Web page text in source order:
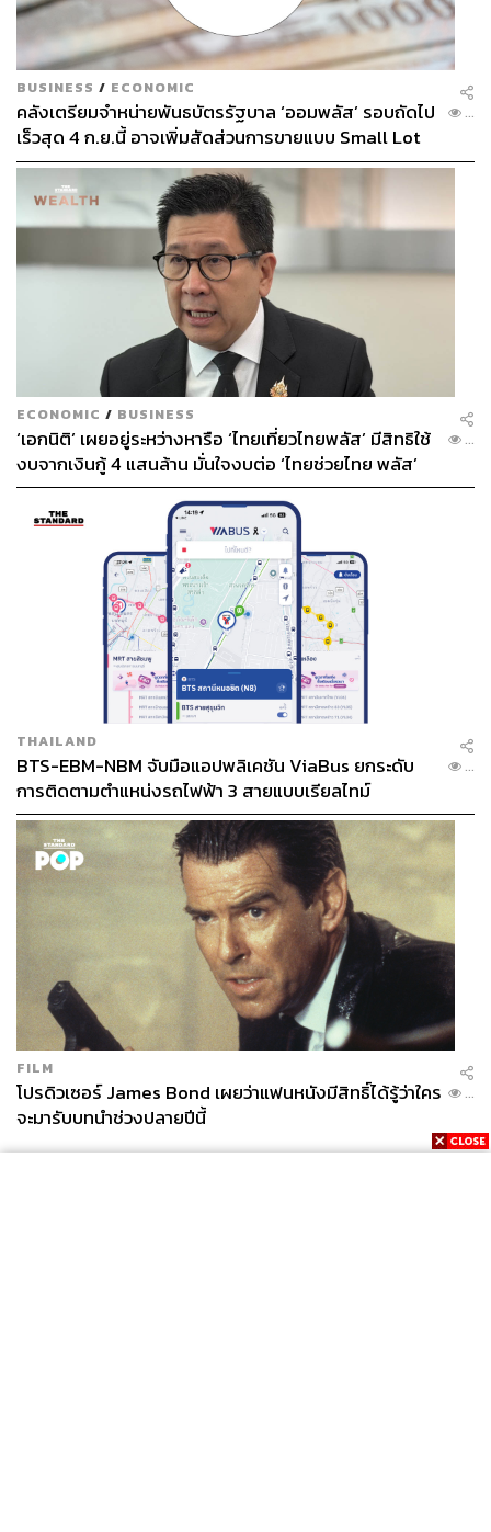
BUSINESS / ECONOMIC
คลังเตรียมจำหน่ายพันธบัตรรัฐบาล ‘ออมพลัส’ รอบถัดไป
เร็วสุด 4 ก.ย.นี้ อาจเพิ่มสัดส่วนการขายแบบ Small Lot
First มากขึ้น
...
ECONOMIC / BUSINESS
‘เอกนิติ’ เผยอยู่ระหว่างหารือ ‘ไทยเที่ยวไทยพลัส’ มีสิทธิใช้
งบจากเงินกู้ 4 แสนล้าน มั่นใจงบต่อ ‘ไทยช่วยไทย พลัส’
เฟส 2 มีเพียงพอ
...
THAILAND
BTS-EBM-NBM จับมือแอปพลิเคชัน ViaBus ยกระดับ
การติดตามตำแหน่งรถไฟฟ้า 3 สายแบบเรียลไทม์
...
FILM
โปรดิวเซอร์ James Bond เผยว่าแฟนหนังมีสิทธิ์ได้รู้ว่าใคร
จะมารับบทนำช่วงปลายปีนี้
...